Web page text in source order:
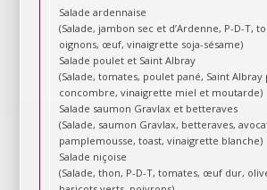
Salade ardennaise
(Salade, jambon sec et d’Ardenne, P-D-T,
oignons, œuf, vinaigrette soja-sésame)
Salade poulet et Saint Albray
(Salade, tomates, poulet pané, Saint
concombre, vinaigrette miel et moutarde)
Salade saumon Gravlax et betteraves
(Salade, saumon Gravlax, betteraves,
pamplemousse, toast, vinaigrette blanche)
Salade niçoise
(Salade, thon, P-D-T, tomates, œuf dur,